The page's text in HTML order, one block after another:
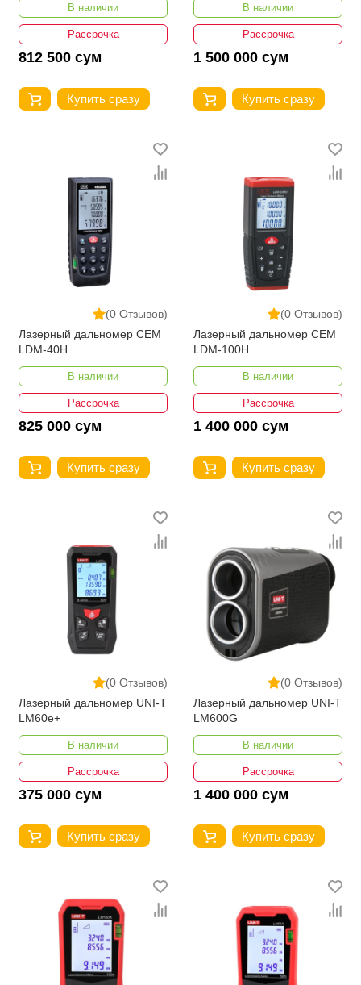
В наличии
Рассрочка
812 500 сум
Купить сразу
В наличии
Рассрочка
1 500 000 сум
Купить сразу
(0 Отзывов)
Лазерный дальномер CEM
LDM-40H
В наличии
Рассрочка
825 000 сум
Купить сразу
(0 Отзывов)
Лазерный дальномер CEM
LDM-100H
В наличии
Рассрочка
1 400 000 сум
Купить сразу
(0 Отзывов)
Лазерный дальномер UNI-T
LM60e+
В наличии
Рассрочка
375 000 сум
Купить сразу
(0 Отзывов)
Лазерный дальномер UNI-T
LM600G
В наличии
Рассрочка
1 400 000 сум
Купить сразу